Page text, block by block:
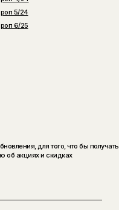
для того, что бы получать
об акциях и скидках
5/24
6/25